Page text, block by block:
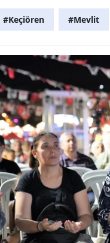
#Keçiören #Mevlit